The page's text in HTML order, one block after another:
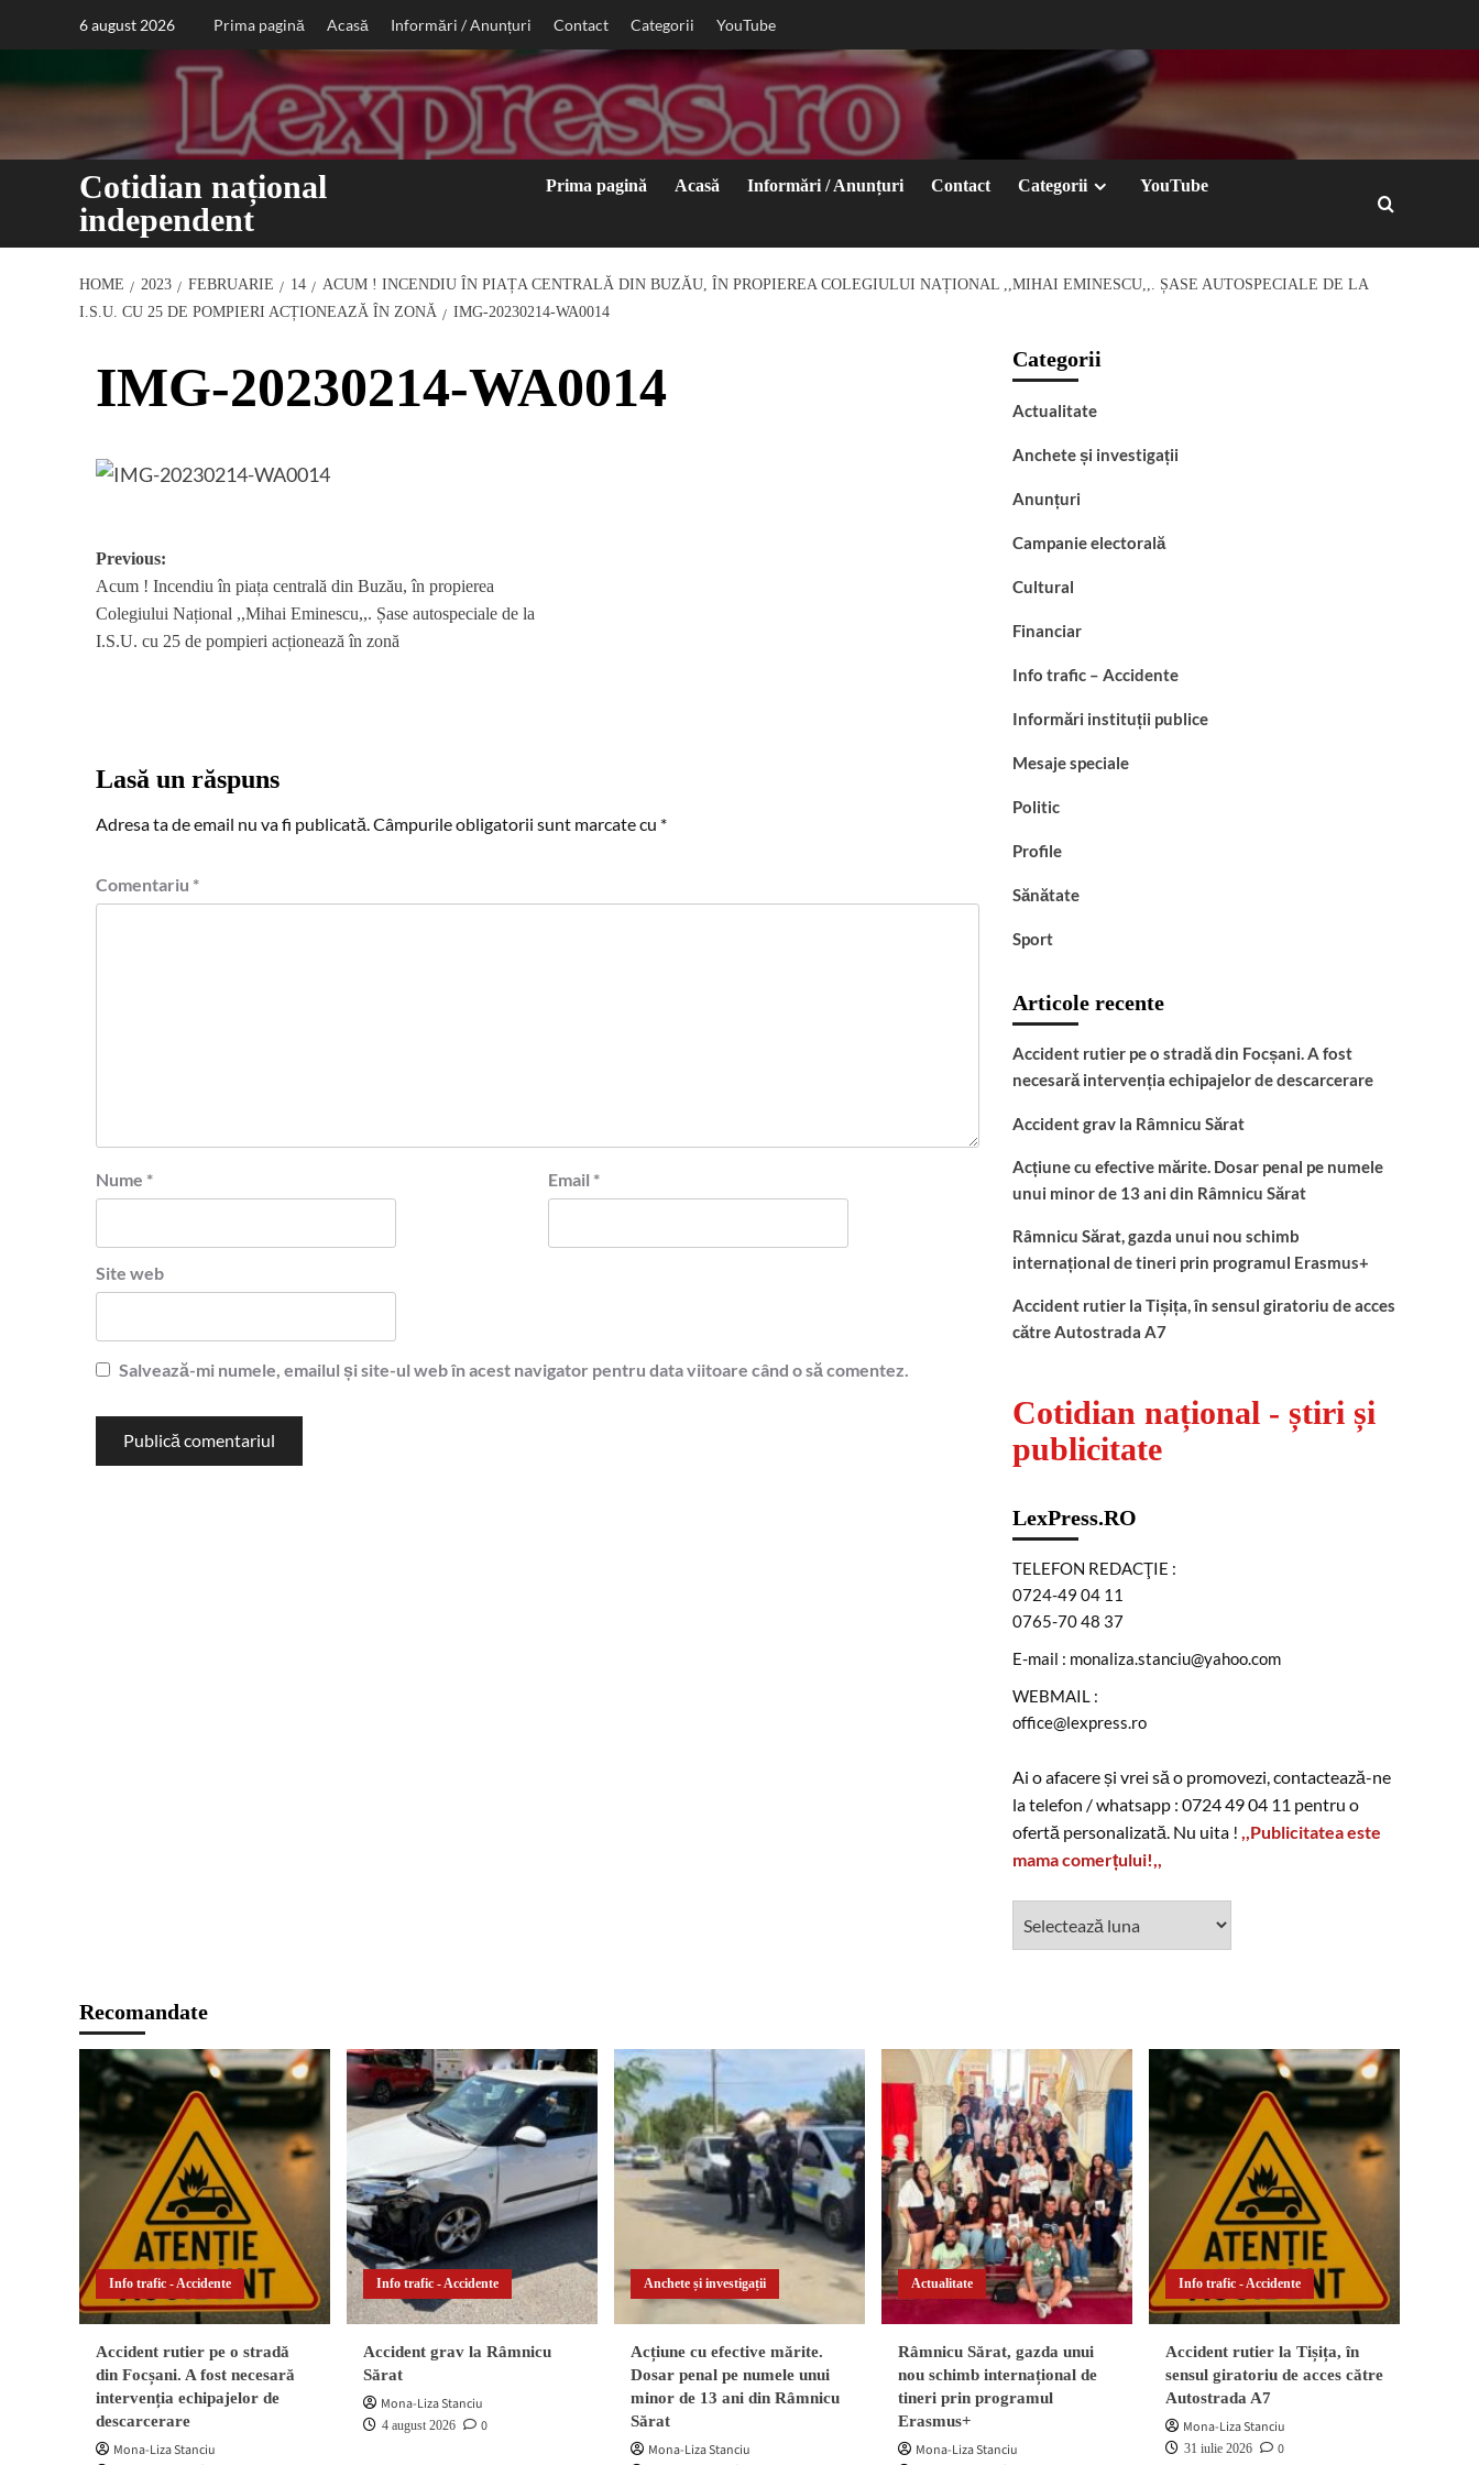
6 august 2026 Prima pagină Acasă Informări / Anunțuri Contact Categorii YouTube
Cotidian național
independent
Prima pagină Acasă Informări / Anunțuri Contact Categorii YouTube
HOME 2023 FEBRUARIE 14
ACUM ! INCENDIU ÎN PIAȚA CENTRALĂ DIN BUZĂU, ÎN PROPIEREA COLEGIULUI NAȚIONAL ,,MIHAI EMINESCU,,. ȘASE AUTOSPECIALE DE LA
I.S.U. CU 25 DE POMPIERI ACȚIONEAZĂ ÎN ZONĂ
IMG-20230214-WA0014
IMG-20230214-WA0014
Post
navigation
Previous:
Acum ! Incendiu în piața centrală din Buzău, în propierea
Colegiului Național ,,Mihai Eminescu,,. Șase autospeciale de la
I.S.U. cu 25 de pompieri acționează în zonă
Lasă un răspuns
Adresa ta de email nu va fi publicată.Câmpurile obligatorii sunt marcate cu *
Comentariu *
Nume * Email *
Site web
Salvează-mi numele, emailul și site-ul web în acest navigator pentru data viitoare când o să comentez.
Categorii
Actualitate
Anchete și investigații
Anunțuri
Campanie electorală
Cultural
Financiar
Info trafic – Accidente
Informări instituții publice
Mesaje speciale
Politic
Profile
Sănătate
Sport
Articole recente
Accident rutier pe o stradă din Focșani. A fost
necesară intervenția echipajelor de descarcerare
Accident grav la Râmnicu Sărat
Acțiune cu efective mărite. Dosar penal pe numele
unui minor de 13 ani din Râmnicu Sărat
Râmnicu Sărat, gazda unui nou schimb
internațional de tineri prin programul Erasmus+
Accident rutier la Tișița, în sensul giratoriu de acces
către Autostrada A7
Cotidian național - știri și
publicitate
LexPress.RO
TELEFON REDACŢIE :
0724-49 04 11
0765-70 48 37
E-mail : monaliza.stanciu@yahoo.com
WEBMAIL :
office@lexpress.ro
Ai o afacere și vrei să o promovezi, contactează-ne
la telefon / whatsapp : 0724 49 04 11 pentru o
ofertă personalizată. Nu uita ! ,,Publicitatea este
mama comerțului!,,
Recomandate
Info trafic - Accidente
Accident rutier pe o stradă
din Focșani. A fost necesară
intervenția echipajelor de
descarcerare
Mona-Liza Stanciu
Info trafic - Accidente
Accident grav la Râmnicu
Sărat
Mona-Liza Stanciu
4 august 2026 0
Anchete și investigații
Acțiune cu efective mărite.
Dosar penal pe numele unui
minor de 13 ani din Râmnicu
Sărat
Mona-Liza Stanciu
Actualitate
Râmnicu Sărat, gazda unui
nou schimb internațional de
tineri prin programul
Erasmus+
Mona-Liza Stanciu
Info trafic - Accidente
Accident rutier la Tișița, în
sensul giratoriu de acces către
Autostrada A7
Mona-Liza Stanciu
31 iulie 2026 0